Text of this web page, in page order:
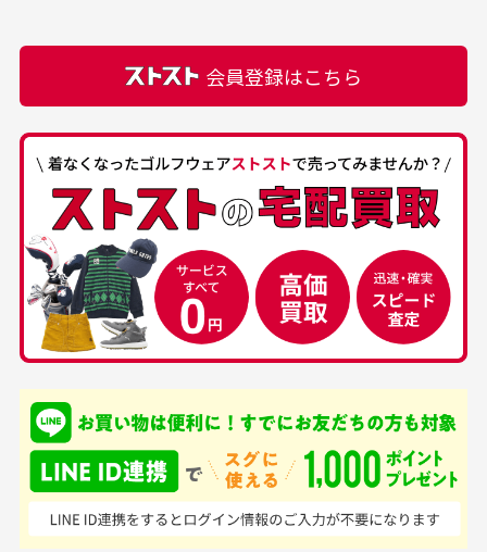
30代男性
中古ゴルフウェアの
品揃えがすごい
て、ここまでゴルフブラ
ンドの取り扱いがあるの
はすごい。 毎日たくさ
んの商品がアップされて
いるので新作チェックす
50代男性
安心して中古ウェア
を買えるお店です
ており商品を大切にして
いる感が伝わってきまし
た 「フロント部分に汚
れあり」と記載ありまし
カートの有効時間はありますか？
は自動的にカート内の商品が削除されますのでご注意
下さい。
お気に入り機能をご利用下さい。
ある場合もございます。
経年劣化について
当店では商品の管理には細心の注意を払っておりま
すが、経年により素材の劣化やパーツの強度低下が
生じている場合がございます。
銀行振込（前払い）
入金確認後商品発送となります。
※土曜、日曜、祝日は入金確認及び発送業務は致しておりま
せん。
尚、お振込み手数料はお客様ご負担となります。入金確認後
商品発送となります。
ご注文頂いてから7日以内をお振込み期限とさせ
申し込まれた商品と届いた商品が異なっている場合
商品説明に記載されていない汚れやダメージがある商品
の場合
会員登録はこちら